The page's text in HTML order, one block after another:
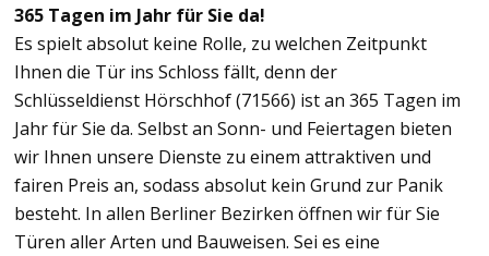
365 Tagen im Jahr für Sie da!
Es spielt absolut keine Rolle, zu welchen Zeitpunkt
Ihnen die Tür ins Schloss fällt, denn der
Schlüsseldienst Hörschhof (71566) ist an 365 Tagen im
Jahr für Sie da. Selbst an Sonn- und Feiertagen bieten
wir Ihnen unsere Dienste zu einem attraktiven und
fairen Preis an, sodass absolut kein Grund zur Panik
besteht. In allen Berliner Bezirken öffnen wir für Sie
Türen aller Arten und Bauweisen. Sei es eine